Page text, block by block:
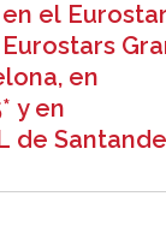
el
en
y en
de